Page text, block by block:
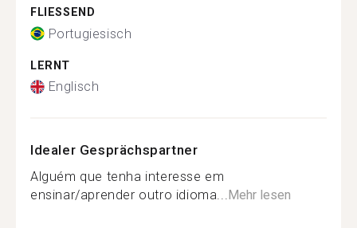
FLIESSEND
Portugiesisch
LERNT
Englisch
Idealer Gesprächspartner
Alguém que tenha interesse em
ensinar/aprender outro idioma...Mehr lesen